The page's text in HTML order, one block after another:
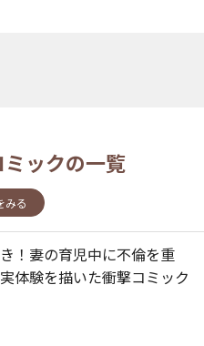
ックの一覧
みる
！妻の育児中に不倫を重
体験を描いた衝撃コミック